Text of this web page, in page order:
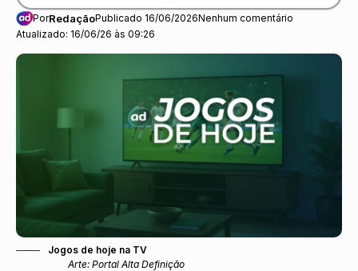
Atualizado: 16/06/26 às 09:26
PorRedaçãoPublicado 16/06/2026Nenhum comentário
Jogos de hoje na TV
Arte: Portal Alta Definição